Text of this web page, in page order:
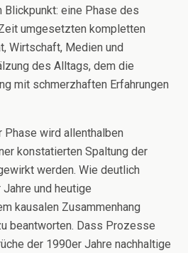
Blickpunkt: eine Phase des
umgesetzten kompletten
Wirtschaft, Medien und
des Alltags, dem die
mit schmerzhaften Erfahrungen
Phase wird allenthalben
konstatierten Spaltung der
werden. Wie deutlich
Jahre und heutige
kausalen Zusammenhang
beantworten. Dass Prozesse
der 1990er Jahre nachhaltige